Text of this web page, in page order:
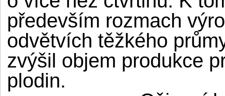
především rozmach
odvětvích těžkého
zvýšil objem produkce
plodin.